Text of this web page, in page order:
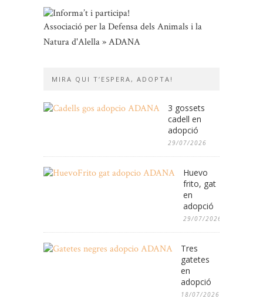
Associació per la Defensa dels Animals i la
Natura d'Alella » ADANA
MIRA QUI T’ESPERA, ADOPTA!
3 gossets
cadell en
adopció
29/07/2026
Huevo
frito, gat
en
adopció
29/07/2026
Tres
gatetes
en
adopció
18/07/2026